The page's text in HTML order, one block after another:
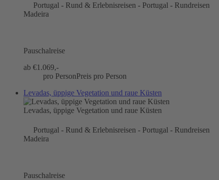
Portugal - Rund & Erlebnisreisen - Portugal - Rundreisen
Madeira
Pauschalreise
ab €1.069,-
pro PersonPreis pro Person
Levadas, üppige Vegetation und raue Küsten
Levadas, üppige Vegetation und raue Küsten
Portugal - Rund & Erlebnisreisen - Portugal - Rundreisen
Madeira
Pauschalreise